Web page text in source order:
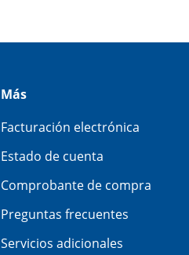
Más
Facturación electrónica
Estado de cuenta
Comprobante de compra
Preguntas frecuentes
Servicios adicionales